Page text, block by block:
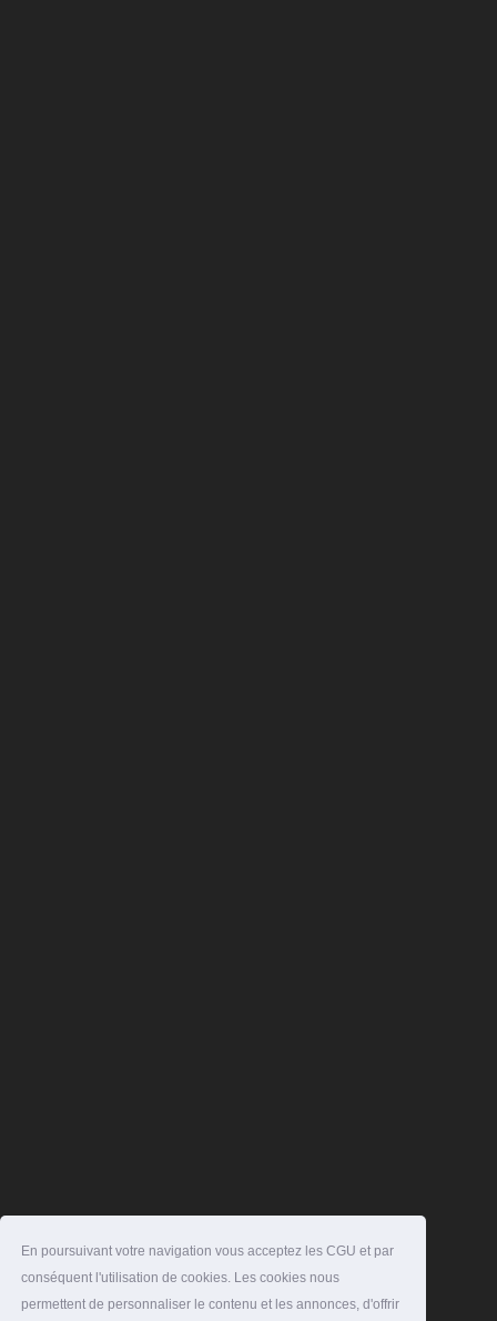
En poursuivant votre navigation vous acceptez les CGU et par
conséquent l'utilisation de cookies. Les cookies nous
permettent de personnaliser le contenu et les annonces, d'offrir